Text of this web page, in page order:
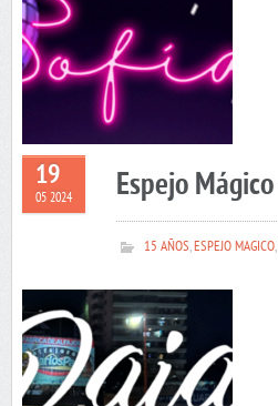
19
05 2024 Espejo
15 AÑOS,ESPEJO MAGICO,